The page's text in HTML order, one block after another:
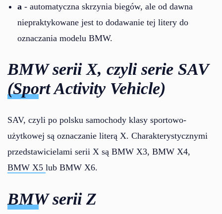
a - automatyczna skrzynia biegów, ale od dawna
niepraktykowane jest to dodawanie tej litery do
oznaczania modelu BMW.
BMW serii X, czyli serie SAV
(Sport Activity Vehicle)
SAV, czyli po polsku samochody klasy sportowo-
użytkowej są oznaczanie literą X. Charakterystycznymi
przedstawicielami serii X są BMW X3, BMW X4,
BMW X5 lub BMW X6.
BMW serii Z